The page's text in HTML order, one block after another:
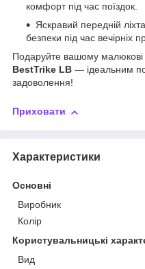
комфорт під час поїздок.
Яскравий передній
безпеки під час вечірніх
Подаруйте вашому малюкові
BestTrike LB — ідеальним
задоволення!
Приховати
Характеристики
Основні
Виробник
Колір
Користувальницькі
Вид